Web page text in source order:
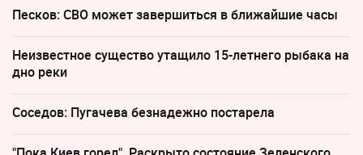
Песков: СВО может завершиться в ближайшие часы
Неизвестное существо утащило 15-летнего рыбака на
дно реки
Соседов: Пугачева безнадежно постарела